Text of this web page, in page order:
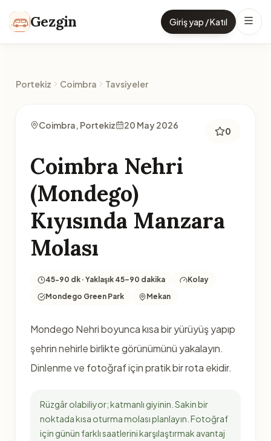
Gezgin Giriş yap / Katıl
Portekiz Coimbra Tavsiyeler
Coimbra, Portekiz 20 May 2026
0
Coimbra Nehri
(Mondego)
Kıyısında Manzara
Molası
45-90 dk · Yaklaşık 45–90 dakika
Kolay
Mondego Green Park
Mekan
Mondego Nehri boyunca kısa bir yürüyüş yapıp
şehrin nehirle birlikte görünümünü yakalayın.
Dinlenme ve fotoğraf için pratik bir rota ekidir.
Rüzgâr olabiliyor; katmanlı giyinin. Sakin bir
noktada kısa oturma molası planlayın. Fotoğraf
için günün farklı saatlerini karşılaştırmak avantaj